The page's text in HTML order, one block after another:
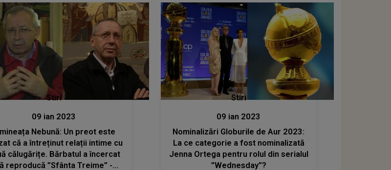
Stiri
09 ian 2023
Nebună: Un preot este
că a întreținut relații intime cu
călugărițe. Bărbatul a încercat
reproducă ”Sfânta Treime” -
Stiri
09 ian 2023
Nominalizări Globurile de Aur 2023:
La ce categorie a fost nominalizată
Jenna Ortega pentru rolul din serialul
”Wednesday”?